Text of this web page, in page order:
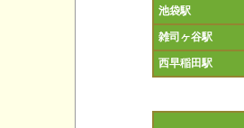
池袋駅
雑司ヶ谷駅
西早稲田駅